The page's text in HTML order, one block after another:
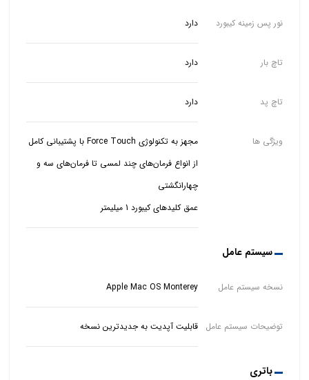
نور پس زمینه کیبورد دارد
تاچ بار دارد
تاچ پد دارد
ویژگی ها
مجهز به تکنولوژی Force Touch با پشتیبانی کامل
از انواع فرمان‌های چند لمسی تا فرمان‌های سه و
عمق کلیدهای کیبورد 1 میلیمتر
سیستم عامل
نسخه سیستم عامل Apple Mac OS Monterey
توضیحات سیستم عامل قابلیت آپدیت به جدیدترین نسخه
باتری